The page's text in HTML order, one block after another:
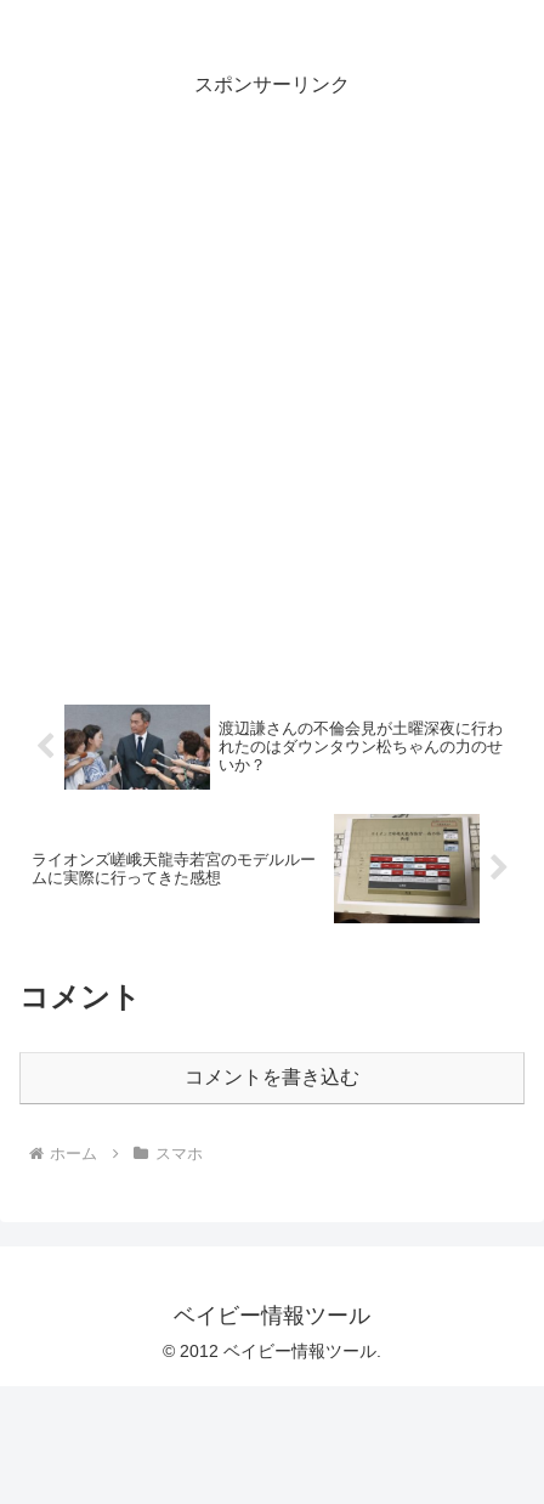
スポンサーリンク
渡辺謙さんの不倫会見が土曜深夜に行わ
れたのはダウンタウン松ちゃんの力のせ
いか？
ライオンズ嵯峨天龍寺若宮のモデルルー
ムに実際に行ってきた感想
コメント
コメントを書き込む
ホーム スマホ
ベイビー情報ツール
© 2012 ベイビー情報ツール.